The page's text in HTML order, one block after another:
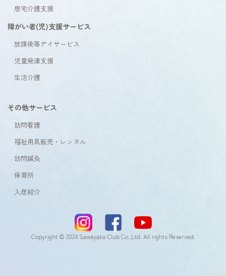
居宅介護支援
障がい者(児)支援サービス
放課後等デイサービス
児童発達支援
生活介護
その他サービス
訪問看護
福祉用具販売・レンタル
訪問鍼灸
保育所
入居紹介
Copyright © 2024 Sawayaka Club Co.,Ltd. All rights Reserved.